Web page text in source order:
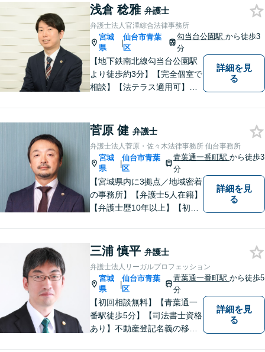
浅倉 稔雅 弁護士
弁護士法人官澤綜合法律事務所
宮城
県
|
仙台市青葉
区
勾当台公園駅から徒歩3
分
【地下鉄南北線勾当台公園駅
より徒歩約3分】【完全個室で
相談】【法テラス適用可】十
困りの方はお気軽にご相談く
ださい。
詳細を見
る
菅原 健 弁護士
弁護士法人菅原・佐々木法律事務所 仙台事務所
宮城
県
|
仙台市青葉
区
青葉通一番町駅から徒歩3
分
【宮城県内に3拠点／地域密着
の事務所】【弁護士5人在籍】
【弁護士歴10年以上】【初回
いう方も、まずはお電話くだ
さい。個人や企業のあらゆる
トラブルに対応【青葉通一番
町駅1分】
詳細を見
る
三浦 慎平 弁護士
弁護士法人リーガルプロフェッション
宮城
県
|
仙台市青葉
区
青葉通一番町駅から徒歩5
分
【初回相談無料】【青葉通一
番駅徒歩5分】【司法書士資格
あり】不動産登記名義の移転
詳細を見
る